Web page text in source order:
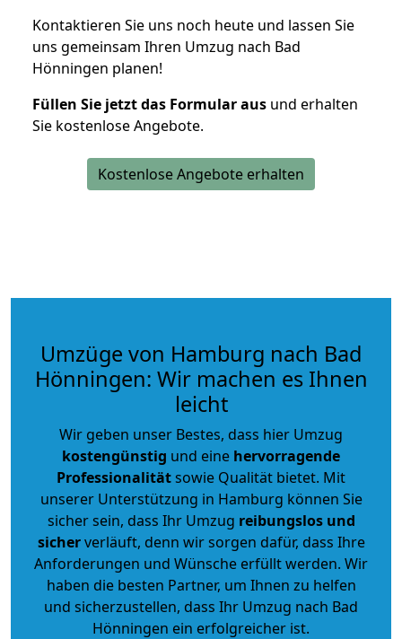
Kontaktieren Sie uns noch heute und lassen Sie
uns gemeinsam Ihren Umzug nach Bad
Hönningen planen!
Füllen Sie jetzt das Formular aus und erhalten
Sie kostenlose Angebote.
Kostenlose Angebote erhalten
Umzüge von Hamburg nach Bad
Hönningen: Wir machen es Ihnen
leicht
Wir geben unser Bestes, dass hier Umzug
kostengünstig und eine hervorragende
Professionalitätsowie Qualität bietet. Mit
unserer Unterstützung in Hamburg können Sie
sicher sein, dass Ihr Umzug reibungslos und
sicherverläuft, denn wir sorgen dafür, dass Ihre
Anforderungen und Wünsche erfüllt werden. Wir
haben die besten Partner, um Ihnen zu helfen
und sicherzustellen, dass Ihr Umzug nach Bad
Hönningen ein erfolgreicher ist.